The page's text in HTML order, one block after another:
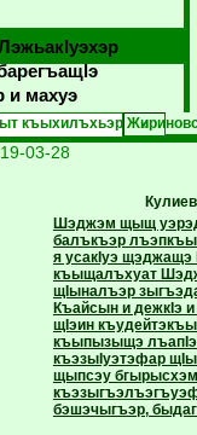
и махуэ
къыхилъхьэр
03-28
Шэджэм щыщ
балъкъэр
я усакIуэ
къыщалъхуат
щIыналъэр
Къайсын и дежкIэ
щIэин
къыпызыщэ
къэзыIуэтэфар
щыпсэу
бэшэчыгъэр,